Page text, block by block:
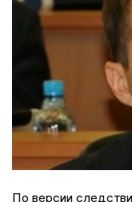
По версии